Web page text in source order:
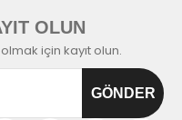
OLUN
için kayıt olun.